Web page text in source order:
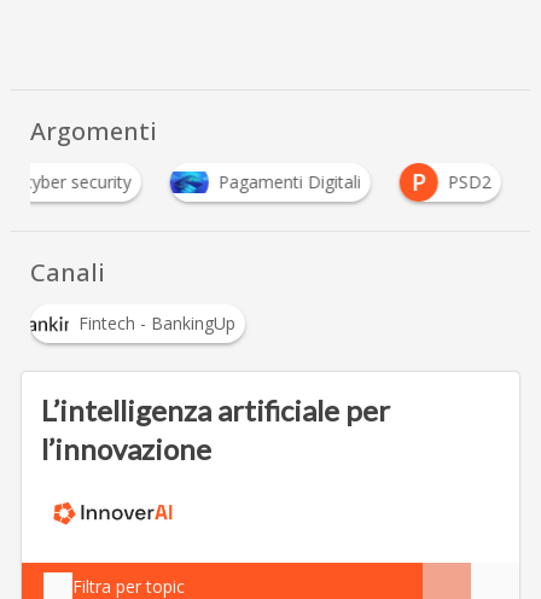
Argomenti
cyber security Pagamenti Digitali P PSD2
Canali
Fintech - BankingUp
L’intelligenza artificiale per
l’innovazione
Filtra per topic